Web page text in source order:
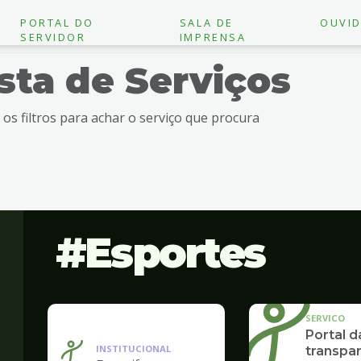
PORTAL DO
SERVIDOR
SALA DE
IMPRENSA
de Serviços
os filtros para achar o serviço que procura
Esportes
INSTITUCIONAL
SERVICO
Portal